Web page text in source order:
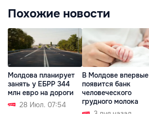
Похожие новости
Молдова планирует
занять у ЕБРР 344
млн евро на дороги
28 Июл. 07:54
В Молдове впервые
появится банк
человеческого
грудного молока